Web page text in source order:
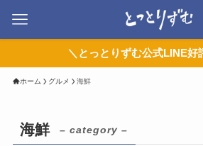
＼とっとりずむ公式LINE好
ホーム グルメ 海鮮
海鮮 – category –